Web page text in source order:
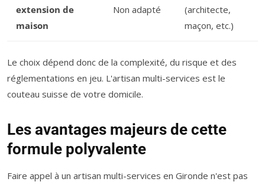
extension de
maison
Non adapté
(architecte,
maçon, etc.)
Le choix dépend donc de la complexité, du risque et des
réglementations en jeu. L'artisan multi-services est le
couteau suisse de votre domicile.
Les avantages majeurs de cette
formule polyvalente
Faire appel à un artisan multi-services en Gironde n'est pas